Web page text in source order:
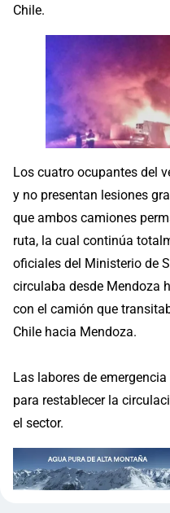
Chile.
Los cuatro ocupantes del
y no presentan lesiones
que ambos camiones
ruta, la cual continúa
oficiales del Ministerio de
circulaba desde Mendoza
con el camión que
Chile hacia Mendoza.
Las labores de
para restablecer la
el sector.